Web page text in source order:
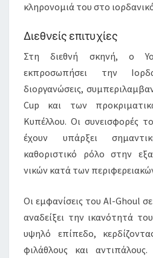
κληρονομιά του στο
Διεθνείς επιτυχίες
Στη διεθνή σκηνή, ο
εκπροσωπήσει την
διοργανώσεις,
Cup και των
Κυπέλλου. Οι συνεισφορές
έχουν υπάρξει
καθοριστικό ρόλο στην
νικών κατά των
Οι εμφανίσεις του Al-Ghoul σε
αναδείξει την ικανότητά
υψηλό επίπεδο,
φιλάθλους και